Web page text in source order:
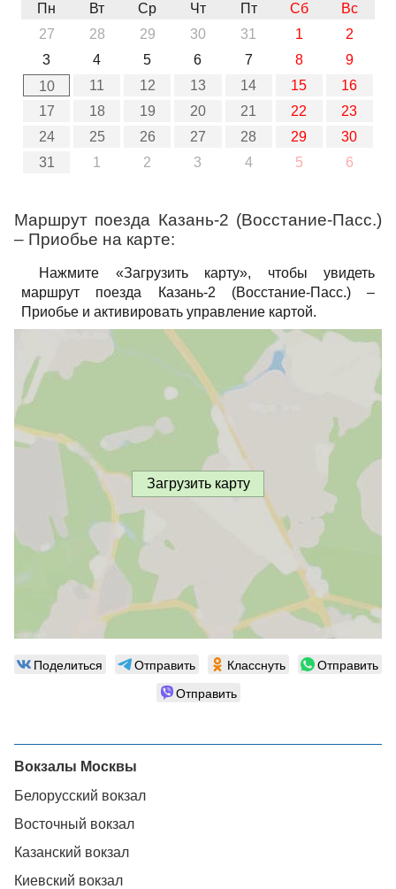
Пн
Вт Ср Чт Пт Сб
Вс
27
28 29 30 31 1
2
3
4 5 6 7 8
9
10
11 12 13 14 15
16
17
18 19 20 21 22
23
24
25 26 27 28 29
30
31
1 2 3 4 5 6
Маршрут поезда Казань-2 (Восстание-Пасс.)
– Приобье на карте:
Нажмите «Загрузить карту», чтобы увидеть
маршрут поезда Казань-2 (Восстание-Пасс.) –
Приобье и активировать управление картой.
Загрузить карту
Поделиться Отправить Класснуть
Отправить
Отправить
Вокзалы Москвы
Белорусский вокзал
Восточный вокзал
Казанский вокзал
Киевский вокзал